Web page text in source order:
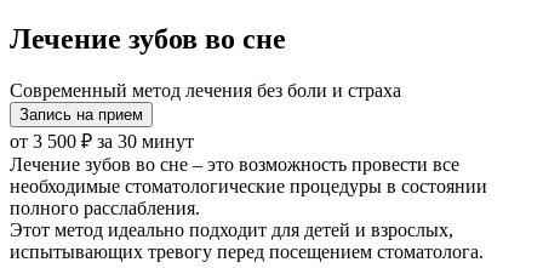
Лечение зубов во сне
Современный метод лечения без боли и страха
Запись на прием
от 3 500 ₽ за 30 минут
Лечение зубов во сне – это возможность провести все
необходимые стоматологические процедуры в состоянии
полного расслабления.
Этот метод идеально подходит для детей и взрослых,
испытывающих тревогу перед посещением стоматолога.